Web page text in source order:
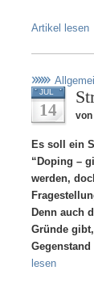
Artikel lesen
JUL
14
Es soll ein
“Doping –
werden,
Denn auch
Gründe
lesen